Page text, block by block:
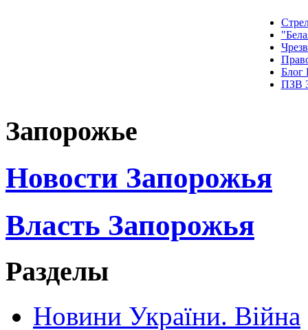
Блог
ПЗВ
Запорожье
Новости Запорожья
Власть Запорожья
Разделы
Новини України. Війна